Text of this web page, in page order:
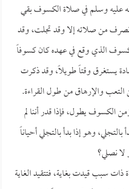
عليه وسلم في صلاة الكسوف بقي
من صلاته إلا وقد تجلت، وقد
الذي وقع في عهده كان كسوفاً
يستغرق وقتاً طويلاً، وقد ذكرت
والإرهاق من طول القراءة.
الكسوف يطول، فإذا قدر أننا لم
وهو إذا بدأ بالتجلي أحياناً
نصلي؟
سبب قيدت بغاية، فتتقيد الغاية